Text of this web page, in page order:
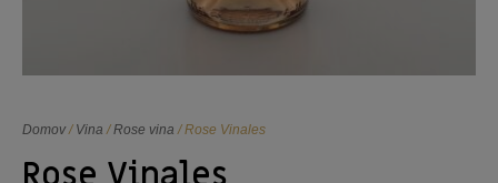
Domov/ Vina /Rose vina / Rose Vinales